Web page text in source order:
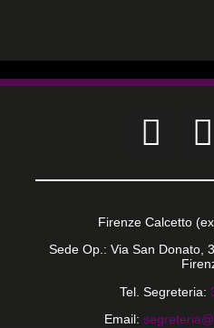
Firenze Calcetto
Sede Op.: Via San Donato,
Tel. Segreteria:
Email: